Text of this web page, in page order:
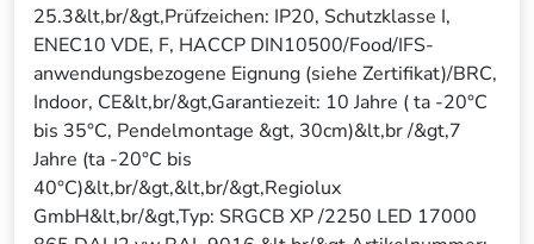
25.3&lt,br/&gt,Prüfzeichen: IP20, Schutzklasse I,
ENEC10 VDE, F, HACCP DIN10500/Food/IFS-
anwendungsbezogene Eignung (siehe Zertifikat)/BRC,
Indoor, CE&lt,br/&gt,Garantiezeit: 10 Jahre ( ta -20°C
bis 35°C, Pendelmontage &gt, 30cm)&lt,br /&gt,7
Jahre (ta -20°C bis
40°C)&lt,br/&gt,&lt,br/&gt,Regiolux
GmbH&lt,br/&gt,Typ: SRGCB XP /2250 LED 17000